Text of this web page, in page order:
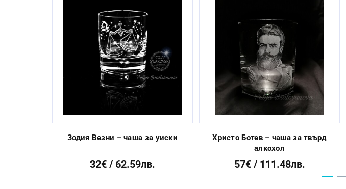
Стандартен срок за изработка:
Зодия Везни – чаша за уиски
32€ / 62.59лв.
Христо Ботев – чаша за твърд
алкохол
57€ / 111.48лв.